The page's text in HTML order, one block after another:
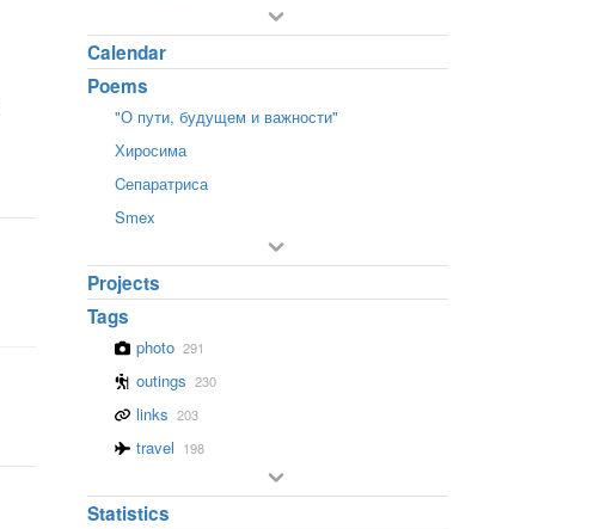
Calendar
Poems
"О пути, будущем и важности"
Хиросима
Cепаратриса
Smex
Projects
Tags
photo 291
outings 230
links 203
travel 198
Statistics